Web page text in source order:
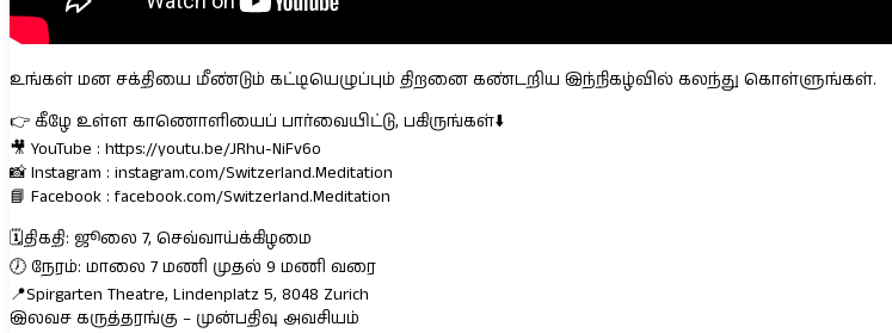
உங்கள் மன சக்தியை மீண்டும் கட்டியெழுப்பும் திறனை கண்டறிய இந்நிகழ்வில் கலந்து கொள்ளுங்கள்.
👉 கீழே உள்ள காணொளியைப் பார்வையிட்டு, பகிருங்கள்⬇️
🎥 YouTube : https://youtu.be/JRhu-NiFv6o
📸 Instagram : instagram.com/Switzerland.Meditation
📘 Facebook : facebook.com/Switzerland.Meditation
🗓️திகதி: ஜூலை 7, செவ்வாய்க்கிழமை
🕖 நேரம்: மாலை 7 மணி முதல் 9 மணி வரை
📍Spirgarten Theatre, Lindenplatz 5, 8048 Zurich
இலவச கருத்தரங்கு – முன்பதிவு அவசியம்